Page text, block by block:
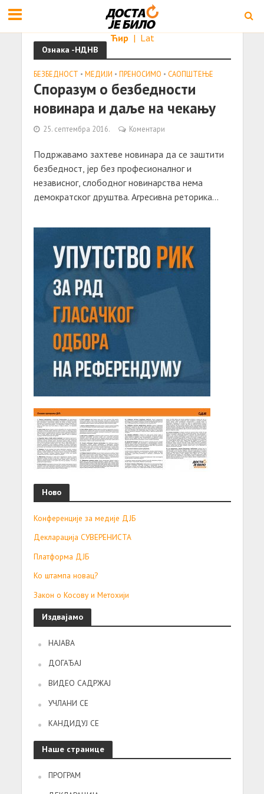
Ћир | Lat
Ознака -НДНВ
БЕЗБЕДНОСТ • МЕДИЈИ • ПРЕНОСИМО • САОПШТЕЊE
Споразум о безбедности
новинара и даље на чекању
25. септембра 2016. Коментари
Подржавамо захтеве новинара да се заштити
безбедност, јер без професионалног и
независног, слободног новинарства нема
демократског друштва. Агресивна реторика...
Ново
Конференције за медије ДЈБ
Декларација СУВЕРЕНИСТА
Платформа ДЈБ
Ко штампа новац?
Закон о Косову и Метохији
Издвајамо
НАЈАВА
ДОГАЂАЈ
ВИДЕО САДРЖАЈ
УЧЛАНИ СЕ
КАНДИДУЈ СЕ
Наше странице
ПРОГРАМ